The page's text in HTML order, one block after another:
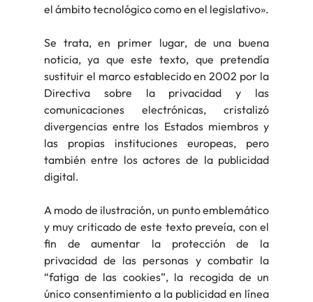
el ámbito tecnológico como en el legislativo».
Se trata, en primer lugar, de una buena
noticia, ya que este texto, que pretendía
sustituir el marco establecido en 2002 por la
Directiva sobre la privacidad y las
comunicaciones electrónicas, cristalizó
divergencias entre los Estados miembros y
las propias instituciones europeas, pero
también entre los actores de la publicidad
digital.
A modo de ilustración, un punto emblemático
y muy criticado de este texto preveía, con el
fin de aumentar la protección de la
privacidad de las personas y combatir la
“fatiga de las cookies”, la recogida de un
único consentimiento a la publicidad en línea